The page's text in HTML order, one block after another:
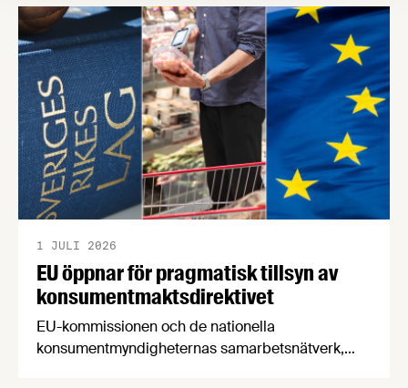
en motståndskraftig livsmedelsförsörjning", och
båda syftar till att bana väg för innovationer som
stärker Sveriges livsmedelsförsörjning.
EU öppnar för pragmatisk tillsyn av
konsumentmaktsdirektivet
1 JULI 2026
EU-kommissionen och de nationella
konsumentmyndigheternas samarbetsnätverk,